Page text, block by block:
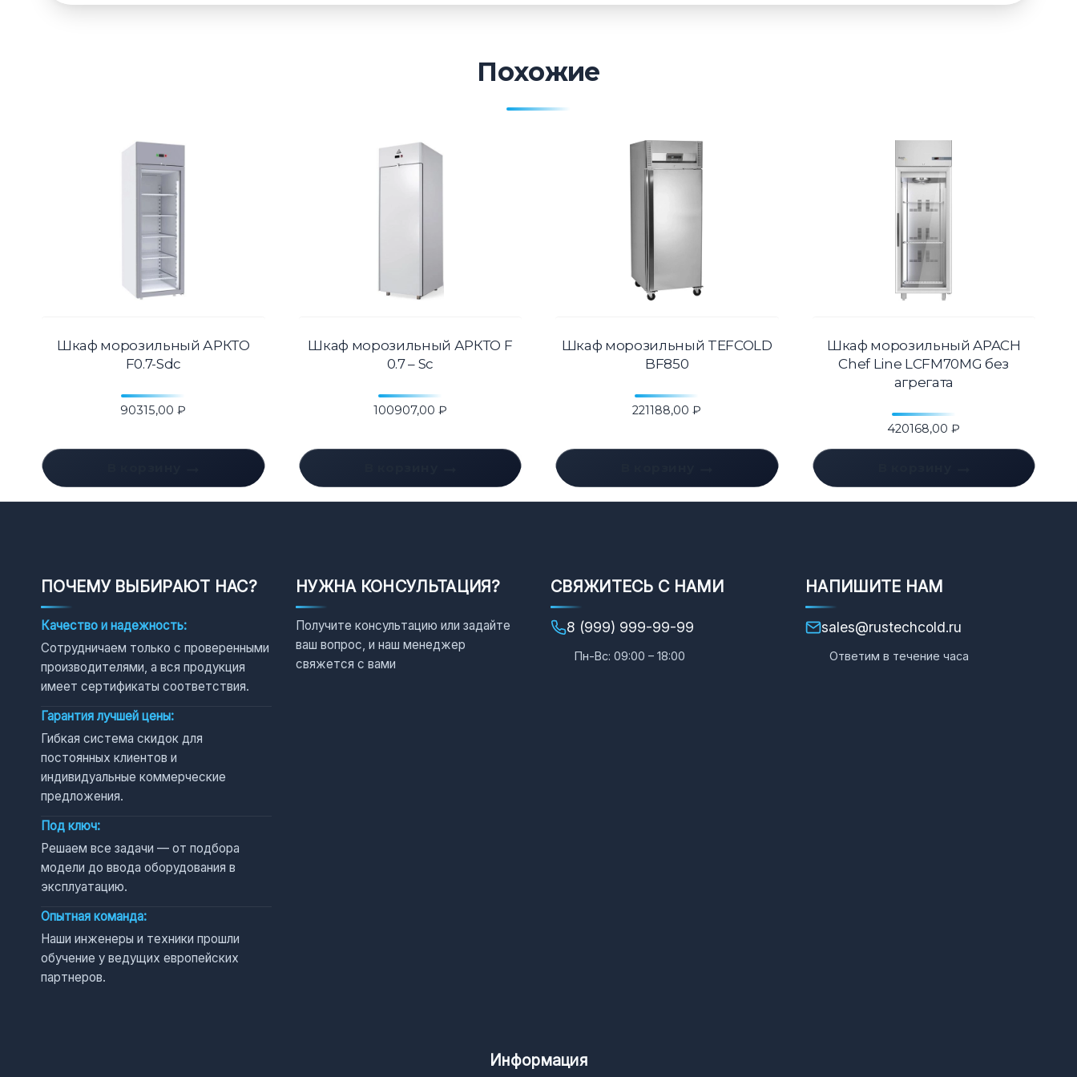
Похожие
Шкаф морозильный АРКТО
F0.7-Sdc
90315,00₽
Шкаф морозильный АРКТО F
0.7 – Sc
100907,00 ₽
Шкаф морозильный TEFCOLD
BF850
221188,00₽
Шкаф морозильный APACH
Chef Line LCFM70MG без
агрегата
420168,00₽
ПОЧЕМУ ВЫБИРАЮТ НАС?
Качество и надежность:
Сотрудничаем только с проверенными
производителями, а вся продукция
имеет сертификаты соответствия.
Гарантия лучшей цены:
Гибкая система скидок для
постоянных клиентов и
индивидуальные коммерческие
предложения.
Под ключ:
Решаем все задачи — от подбора
модели до ввода оборудования в
эксплуатацию.
Опытная команда:
Наши инженеры и техники прошли
обучение у ведущих европейских
партнеров.
НУЖНА КОНСУЛЬТАЦИЯ?
Получите консультацию или задайте
ваш вопрос, и наш менеджер
свяжется с вами
СВЯЖИТЕСЬ С НАМИ
8 (999) 999-99-99
Пн-Вс: 09:00 – 18:00
НАПИШИТЕ НАМ
sales@rustechcold.ru
Ответим в течение часа
Информация